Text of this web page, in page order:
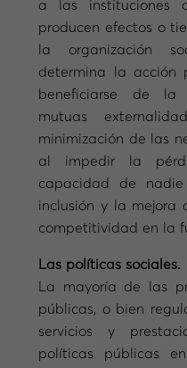
a las instituciones
producen efectos o
la organización
determina la acción
beneficiarse de la
mutuas
minimización de las
al impedir la
capacidad de
inclusión y la mejora
competitividad en la
Las políticas sociales.
La mayoría de las
públicas, o bien
servicios y
políticas públicas